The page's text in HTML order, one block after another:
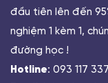
đầu tiên lên đến
nghiệm 1 kèm 1,
đường học !
Hotline: 093 117